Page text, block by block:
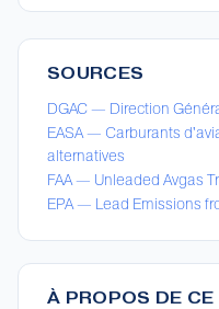
SOURCES
DGAC — Direction
EASA — Carburants
alternatives
FAA — Unleaded Avgas
EPA — Lead Emissions
À PROPOS DE